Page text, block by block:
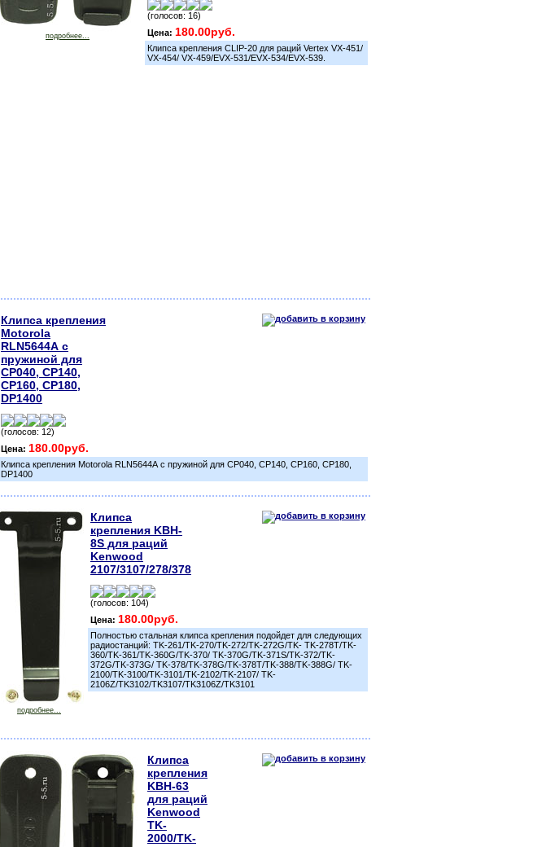
подробнее...
(голосов: 16)
Цена: 180.00руб.
Клипса крепления СLIP-20 для раций Vertex VX-451/
VX-454/ VX-459/EVX-531/EVX-534/EVX-539.
Клипса крепления
Motorola
RLN5644А с
пружиной для
CP040, CP140,
CP160, CP180,
DP1400
(голосов: 12)
Цена: 180.00руб.
Клипса крепления Motorola RLN5644А с пружиной для CP040, CP140, CP160, CP180,
DP1400
подробнее...
Клипса
крепления KBH-
8S для раций
Kenwood
2107/3107/278/378
(голосов: 104)
Цена: 180.00руб.
Полностью стальная клипса крепления подойдет для следующих
радиостанций: TK-261/TK-270/TK-272/TK-272G/TK- TK-278T/TK-
360/TK-361/TK-360G/TK-370/ TK-370G/TK-371S/TK-372/TK-
372G/TK-373G/ TK-378/TK-378G/TK-378T/TK-388/TK-388G/ TK-
2100/TK-3100/TK-3101/TK-2102/TK-2107/ TK-
2106Z/TK3102/TK3107/TK3106Z/TK3101
Клипса
крепления
KBH-63
для раций
Kenwood
TK-
2000/TK-